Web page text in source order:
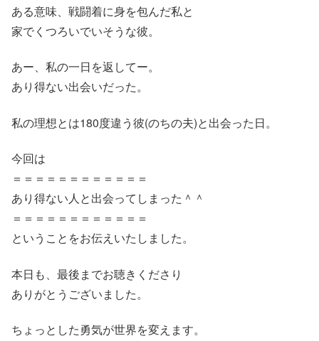
ある意味、戦闘着に身を包んだ私と
家でくつろいでいそうな彼。
あー、私の一日を返してー。
あり得ない出会いだった。
私の理想とは180度違う彼(のちの夫)と出会った日。
今回は
＝＝＝＝＝＝＝＝＝＝＝＝
あり得ない人と出会ってしまった＾＾
＝＝＝＝＝＝＝＝＝＝＝＝
ということをお伝えいたしました。
本日も、最後までお聴きくださり
ありがとうございました。
ちょっとした勇気が世界を変えます。